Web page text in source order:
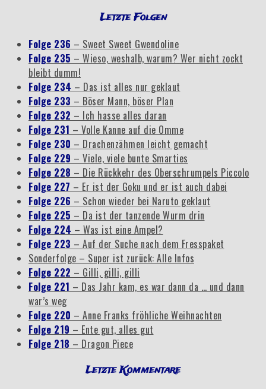
Letzte Folgen
Folge 236 – Sweet Sweet Gwendoline
Folge 235 – Wieso, weshalb, warum? Wer nicht zockt
bleibt dumm!
Folge 234 – Das ist alles nur geklaut
Folge 233 – Böser Mann, böser Plan
Folge 232 – Ich hasse alles daran
Folge 231 – Volle Kanne auf die Omme
Folge 230 – Drachenzähmen leicht gemacht
Folge 229 – Viele, viele bunte Smarties
Folge 228 – Die Rückkehr des Oberschrumpels Piccolo
Folge 227 – Er ist der Goku und er ist auch dabei
Folge 226 – Schon wieder bei Naruto geklaut
Folge 225 – Da ist der tanzende Wurm drin
Folge 224 – Was ist eine Ampel?
Folge 223 – Auf der Suche nach dem Fresspaket
Sonderfolge – Super ist zurück: Alle Infos
Folge 222 – Gilli, gilli, gilli
Folge 221 – Das Jahr kam, es war dann da … und dann
war’s weg
Folge 220 – Anne Franks fröhliche Weihnachten
Folge 219 – Ente gut, alles gut
Folge 218 – Dragon Piece
Letzte Kommentare